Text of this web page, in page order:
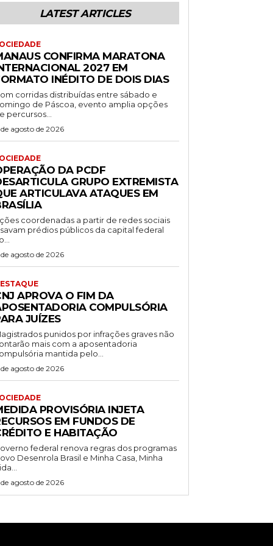
LATEST ARTICLES
CONFIRMA MARATONA
2027 EM
INÉDITO DE DOIS DIAS
corridas distribuídas entre sábado e
de Páscoa, evento amplia opções
percursos...
agosto de 2026
DA PCDF
GRUPO EXTREMISTA
ARTICULAVA ATAQUES EM
coordenadas a partir de redes sociais
prédios públicos da capital federal
agosto de 2026
APROVA O FIM DA
COMPULSÓRIA
JUÍZES
punidos por infrações graves não
mais com a aposentadoria
mantida pelo...
agosto de 2026
PROVISÓRIA INJETA
EM FUNDOS DE
E HABITAÇÃO
federal renova regras dos programas
Desenrola Brasil e Minha Casa, Minha
agosto de 2026